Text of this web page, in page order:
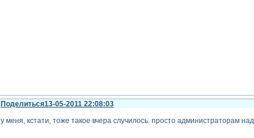
Поделиться13-05-2011 22:08:03
у меня, кстати, тоже такое вчера случилось. просто администраторам